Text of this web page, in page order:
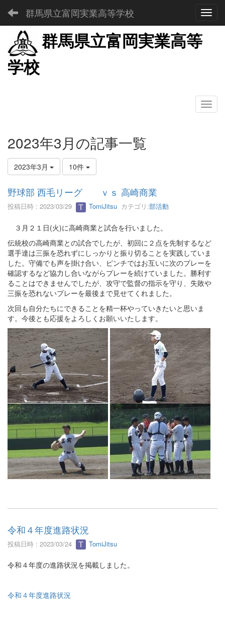
群馬県立富岡実業高等学校
群馬県立富岡実業高等
学校
2023年3月の記事一覧
2023年3月 10件
野球部 西毛リーグ ｖｓ 高崎商業
投稿日時 : 2023/03/29 TomiJitsu カテゴリ:部活動
３月２１日(火)に高崎商業と試合を行いました。
伝統校の高崎商業との試合でしたが、初回に２点を先制するなど
選手達は三振を恐れずにしっかりと振り切ることを実践していま
した。守備でも声を掛け合い、ピンチではお互いに次のプレーを
確認するなど協力し合いながらプレーを続けていました。勝利す
ることはできませんでしたが、攻守で監督の指示を守り、失敗や
三振を恐れないプレーを最後まで見せてくれました。
次回も自分たちにできることを精一杯やっていきたいと思いま
す。今後とも応援をよろしくお願いいたします。
令和４年度進路状況
投稿日時 : 2023/03/24 TomiJitsu
令和４年度の進路状況を掲載しました。
令和４年度進路状況